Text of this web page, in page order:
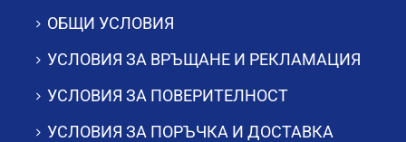
ОБЩИ УСЛОВИЯ
УСЛОВИЯ ЗА ВРЪЩАНЕ И РЕКЛАМАЦИЯ
УСЛОВИЯ ЗА ПОВЕРИТЕЛНОСТ
УСЛОВИЯ ЗА ПОРЪЧКА И ДОСТАВКА